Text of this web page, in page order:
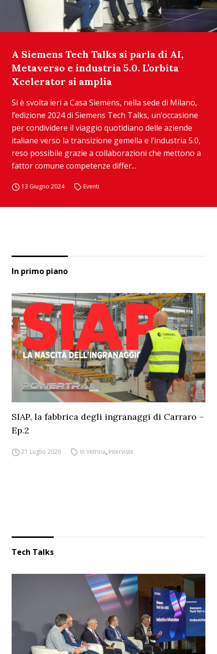
A Siemens Tech Talks si parla di AI,
Metaverso e industria 5.0. L’orbita
Xcelerator si amplia
Si è svolta ieri a Casa Siemens, nella sede di Milano,
l’edizione 2024 di Siemens Tech Talks, un’occasione
per condividere il viaggio quotidiano delle aziende
italiane verso la transizione gemella e l’industria 5.0,
reso possibile grazie a collaborazioni che mettono a
fattor comune competenze differ...
13 Giugno 2024 Eventi
In primo piano
SIAP, la fabbrica degli ingranaggi di Carraro –
Ep.2
21 Luglio 2026 In Vetrina, Interviste
Tech Talks